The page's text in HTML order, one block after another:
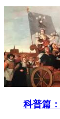
科普篇：